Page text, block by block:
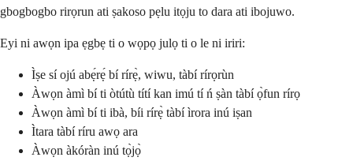
gbogbogbo rirọrun ati ṣakoso pẹlu itọju to dara ati ibojuwo.
Eyi ni awọn ipa ẹgbẹ ti o wọpọ julọ ti o le ni iriri:
Ìṣe sí ojú abẹ́rẹ́ bí rírẹ̀, wiwu, tàbí rírọrùn
Àwọn àmì bí ti òtútù títí kan imú tí ń ṣàn tàbí ọ̀fun rírọ
Àwọn àmì bí ti ibà, bíi rírẹ̀ tàbí ìrora inú iṣan
Ìtara tàbí ríru awọ ara
Àwọn àkóràn inú tọ̀jọ̀